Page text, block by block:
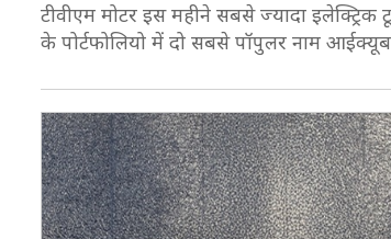
टीवीएम मोटर इस महीने सबसे ज्यादा
के पोर्टफोलियो में दो सबसे पॉपुलर नाम